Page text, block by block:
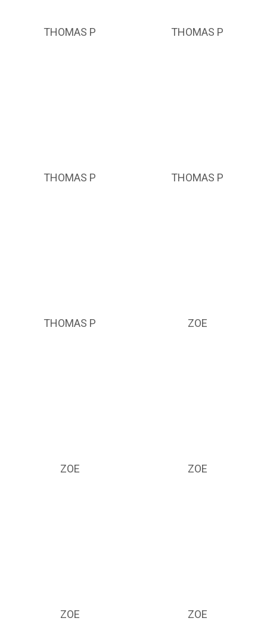
THOMAS P THOMAS P
THOMAS P THOMAS P
THOMAS P ZOE
ZOE ZOE
ZOE ZOE